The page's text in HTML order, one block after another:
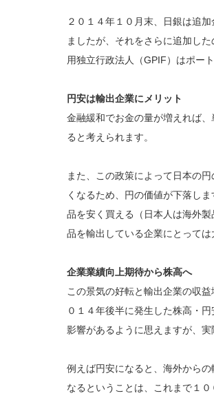
２０１４年１０月末、日銀は追
ましたが、それをさらに追加し
用独立行政法人（GPIF）はポー
円安は輸出企業にメリット
金融緩和でお金の量が増えれば
ると考えられます。
また、この政策によって日本の
くなるため、円の価値が下落し
品を安く買える（日本人は海外
品を輸出している企業にとっては
企業業績向上期待から株高へ
この景気の好転と輸出企業の収
０１４年後半に発生した株高・
影響があるように思えますが、実
例えば円安になると、海外から
なるということは、これまで１